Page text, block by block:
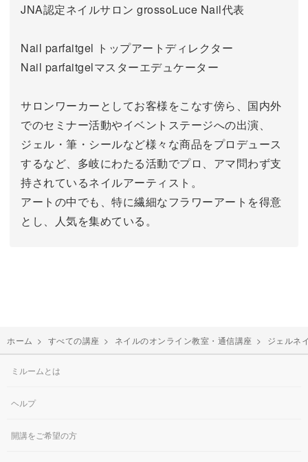
JNA認定ネイルサロン grossoLuce Nail代表
Nail parfaitgel トップアートディレクター
Nail parfaitgelマスターエデュケーター
サロンワーカーとしてお客様をこなす傍ら、国内外
でのセミナー活動やイベントステージへの出演、
ジェル・筆・シールなど様々な商品をプロデュース
するなど、多岐にわたる活動でプロ、アマ問わず支
持されているネイルアーティスト。
アートの中でも、特に繊細なフラワーアートを得意
とし、人気を集めている。
ホーム > すべての講座 > ネイルのオンライン教室・通信講座 > ジェルネ
ミルームとは
ヘルプ
開講をご希望の方